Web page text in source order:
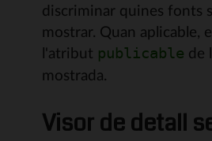
discriminar quines fonts
mostrar. Quan aplicable,
l'atribut publicable de
mostrada.
Visor de detall